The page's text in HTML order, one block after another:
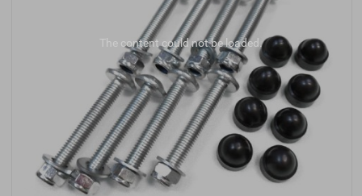
The contentcould not be loaded.